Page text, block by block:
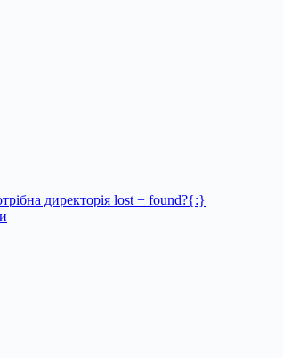
директорія lost + found?{:}